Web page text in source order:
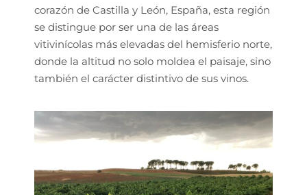
corazón de Castilla y León, España, esta región
se distingue por ser una de las áreas
vitivinícolas más elevadas del hemisferio norte,
donde la altitud no solo moldea el paisaje, sino
también el carácter distintivo de sus vinos.